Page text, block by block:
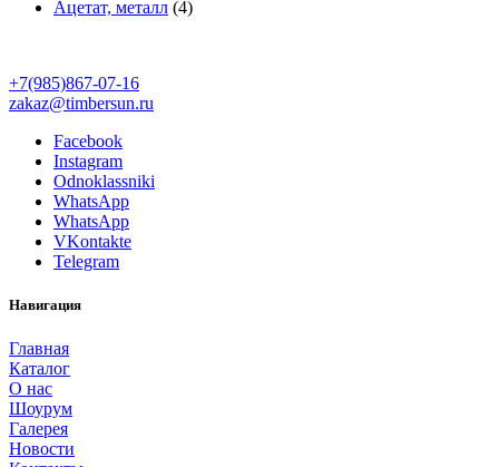
Ацетат, металл (4)
+7(985)867-07-16
zakaz@timbersun.ru
Facebook
Instagram
Odnoklassniki
WhatsApp
WhatsApp
VKontakte
Telegram
Навигация
Главная
Каталог
О нас
Шоурум
Галерея
Новости